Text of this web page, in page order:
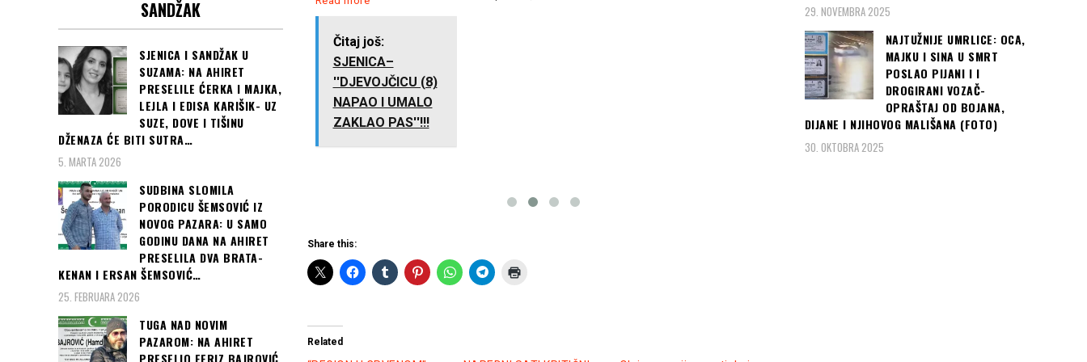
Čitaj još:
SJENICA–
''DJEVOJČICU (8)
NAPAO I UMALO
ZAKLAO PAS''!!!
Čitaj još:
SJENICA–
''DJEVOJČICU (8)
NAPAO I UMALO
ZAKLAO PAS''!!!
Share this:
Related
SANDŽAK
SJENICA I SANDŽAK U
SUZAMA: NA AHIRET
PRESELILE ĆERKA I MAJKA,
LEJLA I EDISA KARIŠIK- UZ
SUZE, DOVE I TIŠINU
DŽENAZA ĆE BITI SUTRA…
5. MARTA 2026
SUDBINA SLOMILA
PORODICU ŠEMSOVIĆ IZ
NOVOG PAZARA: U SAMO
GODINU DANA NA AHIRET
PRESELILA DVA BRATA-
KENAN I ERSAN ŠEMSOVIĆ…
25. FEBRUARA 2026
TUGA NAD NOVIM
PAZAROM: NA AHIRET
29. NOVEMBRA 2025
NAJTUŽNIJE UMRLICE: OCA,
MAJKU I SINA U SMRT
POSLAO PIJANI I I
DROGIRANI VOZAČ-
OPRAŠTAJ OD BOJANA,
DIJANE I NJIHOVOG MALIŠANA (FOTO)
30. OKTOBRA 2025